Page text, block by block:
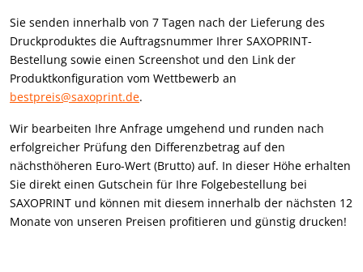
Sie senden innerhalb von 7 Tagen nach der Lieferung des
Druckproduktes die Auftragsnummer Ihrer SAXOPRINT-
Bestellung sowie einen Screenshot und den Link der
Produktkonfiguration vom Wettbewerb an
bestpreis@saxoprint.de.
Wir bearbeiten Ihre Anfrage umgehend und runden nach
erfolgreicher Prüfung den Differenzbetrag auf den
nächsthöheren Euro-Wert (Brutto) auf. In dieser Höhe erhalten
Sie direkt einen Gutschein für Ihre Folgebestellung bei
SAXOPRINT und können mit diesem innerhalb der nächsten 12
Monate von unseren Preisen profitieren und günstig drucken!